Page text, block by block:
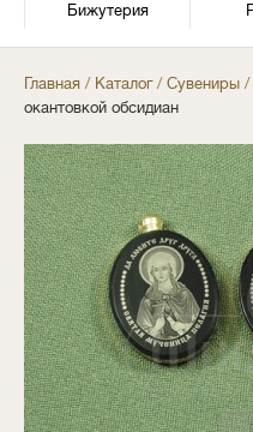
Бижутерия
Главная / Каталог/ Сувениры /
окантовкой обсидиан